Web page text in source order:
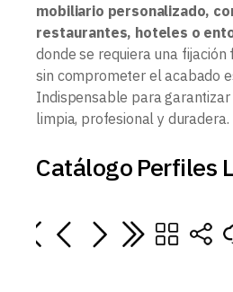
mobiliario personalizado,
restaurantes, hoteles o
donde se requiera una
sin comprometer el acabado
Indispensable para garantizar
limpia, profesional y duradera.
Catálogo Perfiles